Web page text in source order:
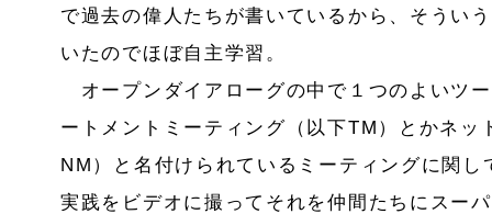
で過去の偉人たちが書いているから、そうい
いたのでほぼ自主学習。
オープンダイアローグの中で１つのよいツ
ートメントミーティング（以下TM ）とかネッ
NM ）と名付けられているミーティングに関
実践をビデオに撮ってそれを仲間たちにスー